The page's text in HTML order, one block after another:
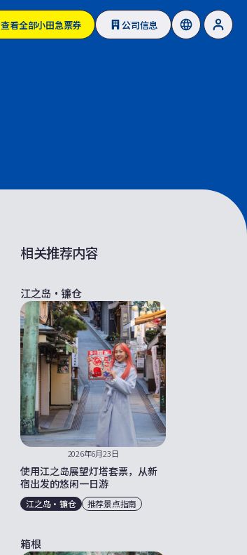
查看全部小田急票券 公司信息
相关推荐内容
江之岛・镰仓
2026年6月23日
使用江之岛展望灯塔套票，从新
宿出发的悠闲一日游
江之岛・镰仓 推荐景点指南
箱根